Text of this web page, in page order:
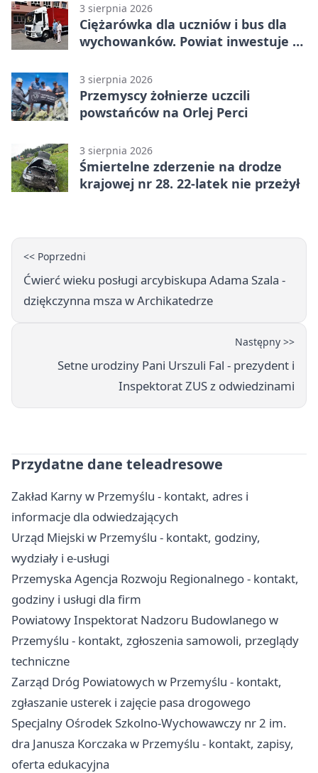
3 sierpnia 2026
Ciężarówka dla uczniów i bus dla
wychowanków. Powiat inwestuje w
3 sierpnia 2026
Przemyscy żołnierze uczcili
powstańców na Orlej Perci
3 sierpnia 2026
Śmiertelne zderzenie na drodze
krajowej nr 28. 22-latek nie przeżył
<< Poprzedni
Ćwierć wieku posługi arcybiskupa Adama Szala -
dziękczynna msza w Archikatedrze
Następny >>
Setne urodziny Pani Urszuli Fal - prezydent i
Inspektorat ZUS z odwiedzinami
Przydatne dane teleadresowe
Zakład Karny w Przemyślu - kontakt, adres i
informacje dla odwiedzających
Urząd Miejski w Przemyślu - kontakt, godziny,
wydziały i e-usługi
Przemyska Agencja Rozwoju Regionalnego - kontakt,
godziny i usługi dla firm
Powiatowy Inspektorat Nadzoru Budowlanego w
Przemyślu - kontakt, zgłoszenia samowoli, przeglądy
techniczne
Zarząd Dróg Powiatowych w Przemyślu - kontakt,
zgłaszanie usterek i zajęcie pasa drogowego
Specjalny Ośrodek Szkolno-Wychowawczy nr 2 im.
dra Janusza Korczaka w Przemyślu - kontakt, zapisy,
oferta edukacyjna